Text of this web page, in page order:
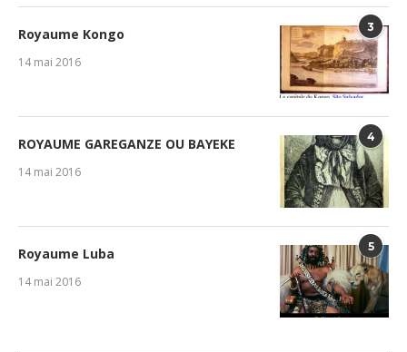
3
Royaume Kongo
14 mai 2016
4
ROYAUME GAREGANZE OU BAYEKE
14 mai 2016
5
Royaume Luba
14 mai 2016